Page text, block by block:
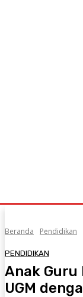
Beranda Pendidikan
PENDIDIKAN
Anak
UGM